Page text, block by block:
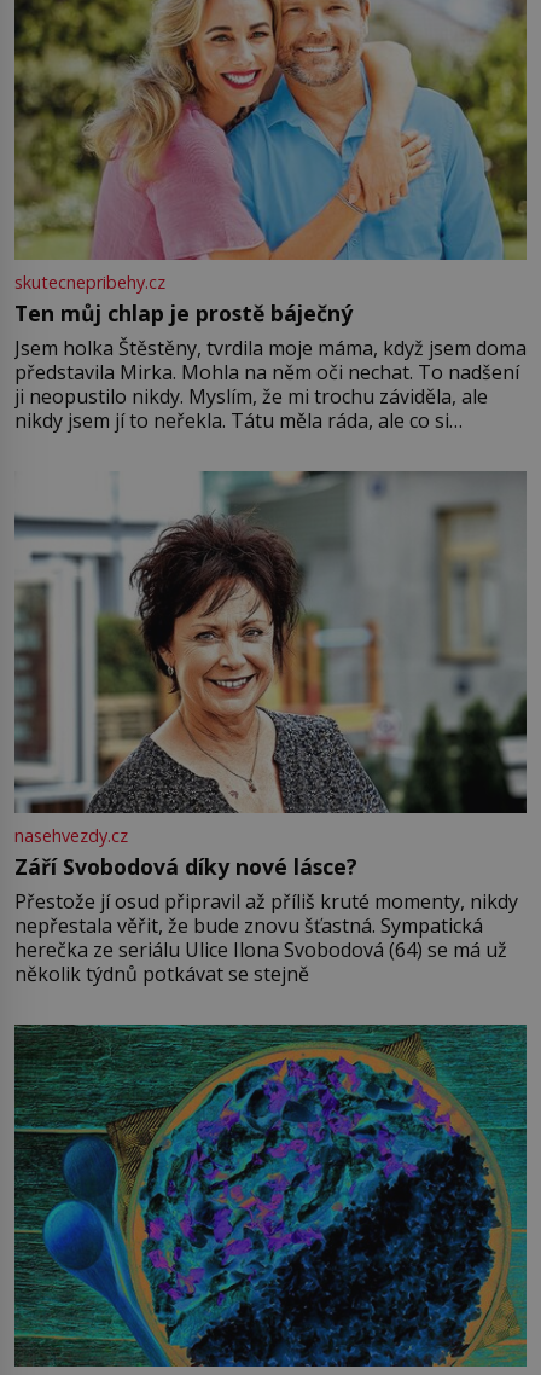
skutecnepribehy.cz
Ten můj chlap je prostě báječný
Jsem holka Štěstěny, tvrdila moje máma, když jsem doma
představila Mirka. Mohla na něm oči nechat. To nadšení
ji neopustilo nikdy. Myslím, že mi trochu záviděla, ale
nikdy jsem jí to neřekla. Tátu měla ráda, ale co si
Jsme spolu moc rádi Tehdy byla jiná doba, když
nasehvezdy.cz
Září Svobodová díky nové lásce?
Přestože jí osud připravil až příliš kruté momenty, nikdy
nepřestala věřit, že bude znovu šťastná. Sympatická
herečka ze seriálu Ulice Ilona Svobodová (64) se má už
několik týdnů potkávat se stejně